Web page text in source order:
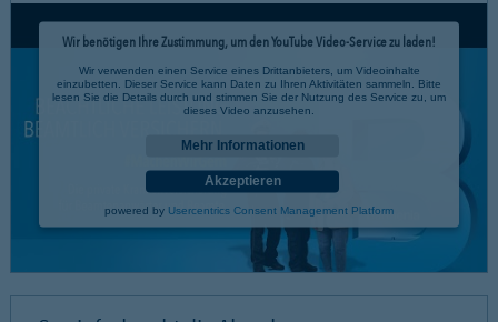
Wir benötigen Ihre Zustimmung, um den YouTube Video-Service zu laden!
Wir verwenden einen Service eines Drittanbieters, um Videoinhalte
einzubetten. Dieser Service kann Daten zu Ihren Aktivitäten sammeln. Bitte
lesen Sie die Details durch und stimmen Sie der Nutzung des Service zu, um
dieses Video anzusehen.
Mehr Informationen
Akzeptieren
powered by Usercentrics Consent Management Platform